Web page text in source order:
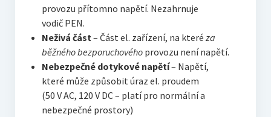
provozu přítomno napětí. Nezahrnuje
vodič PEN.
Neživá část– Část el. zařízení, na které za
běžného bezporuchovéhoprovozu není napětí.
Nebezpečné dotykové napětí– Napětí,
které může způsobit úraz el. proudem
(50 V AC, 120 V DC – platí pro normální a
nebezpečné prostory)